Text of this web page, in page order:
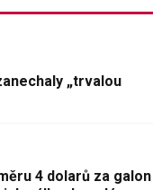
„trvalou
4 dolarů za galon